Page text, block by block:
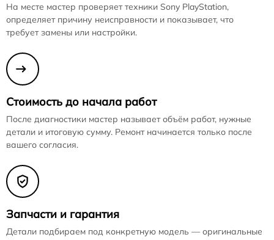
На месте мастер проверяет техники Sony PlayStation,
определяет причину неисправности и показывает, что
требует замены или настройки.
Стоимость до начала работ
После диагностики мастер называет объём работ, нужные
детали и итоговую сумму. Ремонт начинается только после
вашего согласия.
Запчасти и гарантия
Детали подбираем под конкретную модель — оригинальные